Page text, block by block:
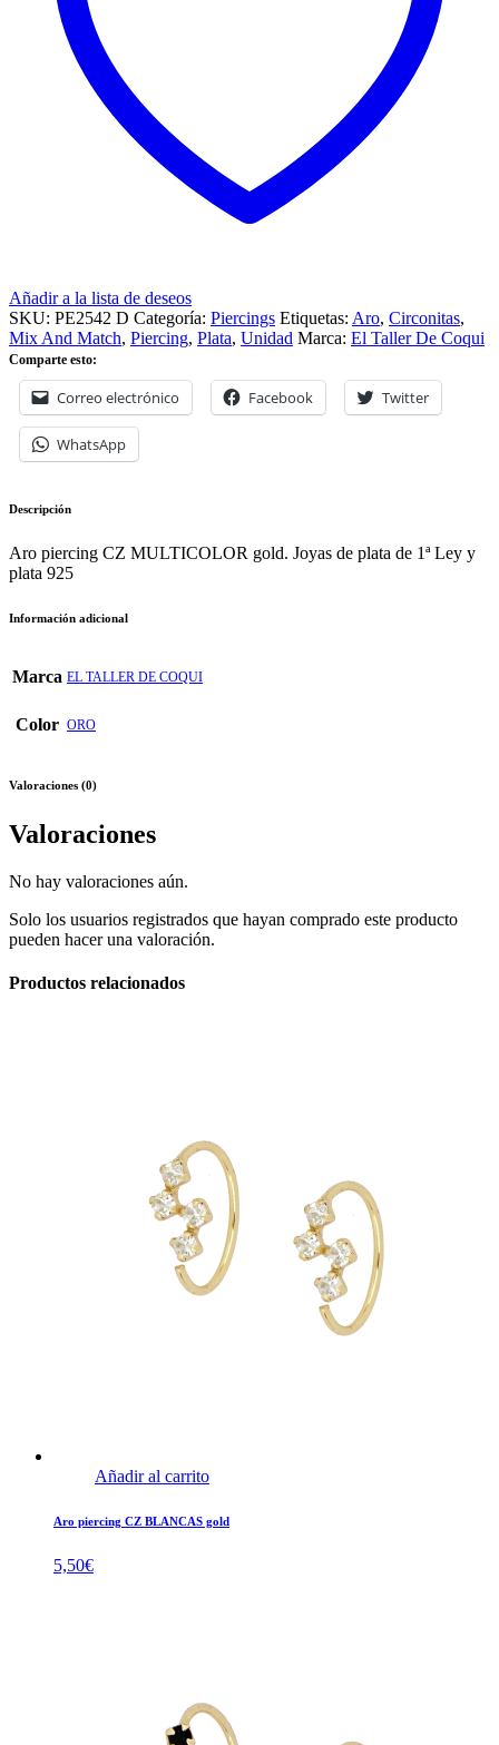
Añadir a la lista de deseos
SKU: PE2542 D Categoría: Piercings Etiquetas: Aro, Circonitas,
Mix And Match, Piercing, Plata, Unidad Marca: El Taller De Coqui
Comparte esto:
Correo electrónico Facebook Twitter
WhatsApp
Descripción
Aro piercing CZ MULTICOLOR gold. Joyas de plata de 1ª Ley y
plata 925
Información adicional
Marca EL TALLER DE COQUI
Color ORO
Valoraciones (0)
Valoraciones
No hay valoraciones aún.
Solo los usuarios registrados que hayan comprado este producto
pueden hacer una valoración.
Productos relacionados
Añadir al carrito
Aro piercing CZ BLANCAS gold
5,50€